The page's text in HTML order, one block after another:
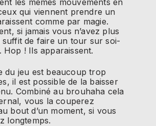
les mêmes mouvements en
qui viennent prendre un
comme par magie.
si jamais vous n’avez plus
suffit de faire un tour sur soi-
Hop ! Ils apparaissent.
du jeu est beaucoup trop
il est possible de la baisser
Combiné au brouhaha cela
vous la couperez
bout d’un moment, si vous
longtemps.